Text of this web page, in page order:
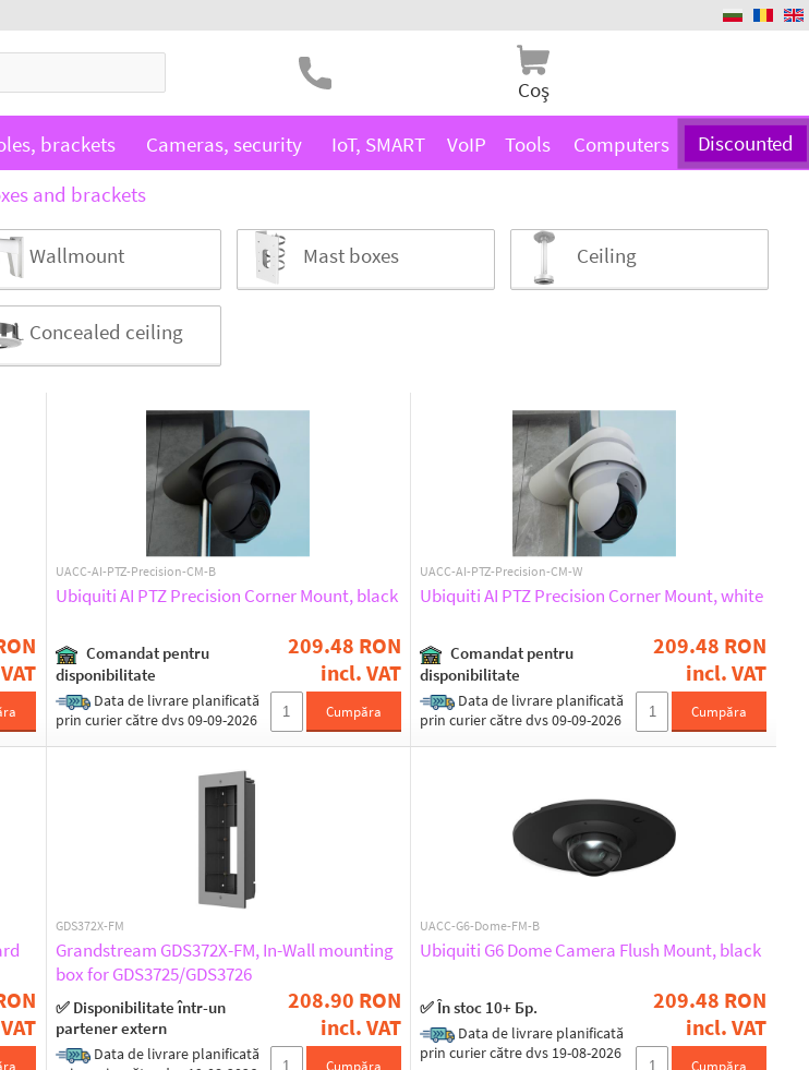
Coş
brackets Cameras, security IoT, SMART VoIP Tools Computers Discounted
and brackets
Wallmount Mast boxes Ceiling
Concealed ceiling
UACC-AI-PTZ-Precision-CM-B
Ubiquiti AI PTZ Precision Corner Mount, black
Comandat pentru
disponibilitate
Data de livrare planificată
prin curier către dvs 09-09-2026
209.48 RON
incl. VAT
Cumpăra
UACC-AI-PTZ-Precision-CM-W
Ubiquiti AI PTZ Precision Corner Mount, white
Comandat pentru
disponibilitate
Data de livrare planificată
prin curier către dvs 09-09-2026
209.48 RON
incl. VAT
Cumpăra
GDS372X-FM
Grandstream GDS372X-FM, In-Wall mounting
box for GDS3725/GDS3726
✅ Disponibilitate într-un
partener extern
Data de livrare planificată
208.90 RON
incl. VAT
Cumpăra
UACC-G6-Dome-FM-B
Ubiquiti G6 Dome Camera Flush Mount, black
✅ În stoc 10+ Бр.
Data de livrare planificată
prin curier către dvs 19-08-2026
209.48 RON
incl. VAT
Cumpăra